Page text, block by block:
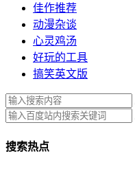
佳作推荐
动漫杂谈
心灵鸡汤
好玩的工具
搞笑英文版
搜索热点